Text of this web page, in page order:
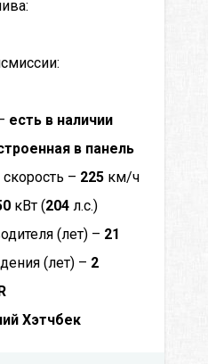
есть в наличии
в панель
– 225 км/ч
кВт (204 л.с.)
(лет) – 21
(лет) – 2
Хэтчбек